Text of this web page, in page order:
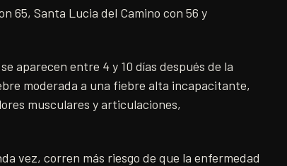
65, Santa Lucia del Camino con 56 y
aparecen entre 4 y 10 días después de la
moderada a una fiebre alta incapacitante,
musculares y articulaciones,
vez, corren más riesgo de que la enfermedad